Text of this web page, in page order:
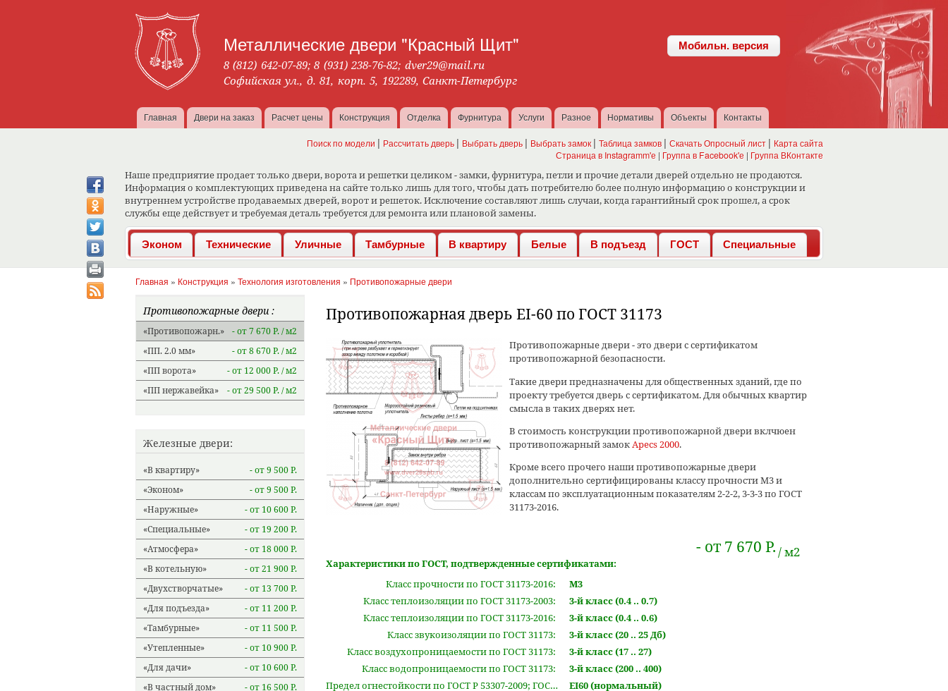
содержанию
Металлические двери "Красный Щит"
8 (812) 642-07-89;8 (931) 238-76-82; dver29@mail.ru
Софийская ул., д. 81, корп. 5, 192289, Санкт-Петербург
Мобильн. версия
Главное меню
Главная Двери на заказ Расчет цены Конструкция Отделка Фурнитура Услуги Разное Нормативы Объекты Контакты
Поиск по модели Рассчитать дверь Выбрать дверь Выбрать замок Таблица замков Скачать Опросный лист
Карта сайта
Страница в Instagramm'е | Группа в Facebook'е | Группа ВКонтакте
Наше предприятие продает только двери, ворота и решетки целиком - замки, фурнитура, петли и прочие детали дверей отдельно не продаются.
Информация о комплектующих приведена на сайте только лишь для того, чтобы дать потребителю более полную информацию о конструкции и
внутреннем устройстве продаваемых дверей, ворот и решеток. Исключение составляют лишь случаи, когда гарантийный срок прошел, а срок
службы еще действует и требуемая деталь требуется для ремонта или плановой замены.
Эконом Технические Уличные Тамбурные В квартиру Белые В подъезд ГОСТ Специальные
Главная » Конструкция » Технология изготовления » Противопожарные двери
Противопожарные двери
Противопожарн. м2
- от 7 670 Р.
ПП. 2.0 мм
м2
- от 8 670 Р.
ПП ворота
м2
- от 12 000 Р.
ПП нержавейка
м2
- от 29 500 Р.
Железные двери:
В квартиру
- от 9 500 Р.
Эконом
- от 9 500 Р.
Наружные
- от 10 600 Р.
Специальные
- от 19 200 Р.
Атмосфера
- от 18 000 Р.
В котельную
- от 21 900 Р.
Двухстворчатые
- от 13 700 Р.
Для подъезда
- от 11 200 Р.
Тамбурные
- от 11 500 Р.
Утепленные
- от 10 900 Р.
Для дачи
- от 10 600 Р.
В частный дом
- от 16 500 Р.
Противопожарная дверь ЕI-60 по ГОСТ 31173
Противопожарные двери - это двери с сертификатом
противопожарной безопасности.
Такие двери предназначены для общественных зданий, где по
проекту требуется дверь с сертификатом. Для обычных квартир
смысла в таких дверях нет.
В стоимость конструкции противопожарной двери вклчюен
противопожарный замокApecs 2000.
Кроме всего прочего наши противопожарные двери
дополнительно сертифицированы классу прочности М3 и
классам по эксплуатационным показателям 2-2-2, 3-3-3 по ГОСТ
31173-2016.
м2
- от 7 670 Р.
Характеристики по ГОСТ, подтвержденные сертификатами:
Класс прочности по ГОСТ 31173-2016:
М3
Класс теплоизоляции по ГОСТ 31173-2003:
3-й класс (0.4 .. 0.7)
Класс теплоизоляции по ГОСТ 31173-2016:
3-й класс (0.4 .. 0.6)
Класс звукоизоляции по ГОСТ 31173:
3-й класс (20 .. 25 Дб)
Класс воздухопроницаемости по ГОСТ 31173:
3-й класс (17 .. 27)
Класс водопроницаемости по ГОСТ 31173:
3-й класс (200 .. 400)
Предел огнестойкости по ГОСТ Р 53307-2009; ГОСТ Р 51072-2005:
EI60 (нормальный)